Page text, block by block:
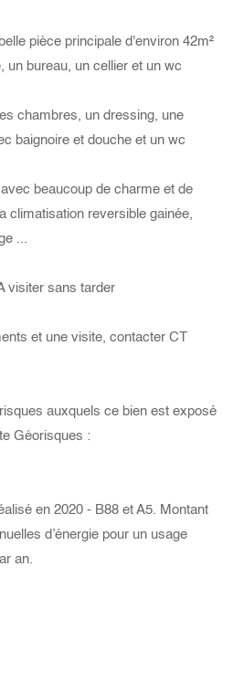
pièce principale d'environ 42m²
un bureau, un cellier et un wc
chambres, un dressing, une
baignoire et douche et un wc
beaucoup de charme et de
climatisation reversible gainée,
...
visiter sans tarder
et une visite, contacter CT
auxquels ce bien est exposé
Géorisques :
en 2020 - B88 et A5. Montant
d’énergie pour un usage
an.